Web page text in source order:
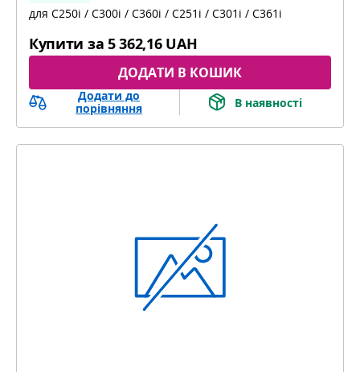
bizhub C251i, bizhub C301i, bizhub C361i
для C250i / C300i / C360i / C251i / C301i / C361i
Купити за 5 362,16 UAH
ДОДАТИ В КОШИК
Додати до
порівняння
В наявності